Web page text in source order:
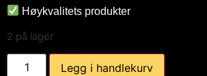
Høykvalitets produkter
2 på lager
Legg i handlekurv